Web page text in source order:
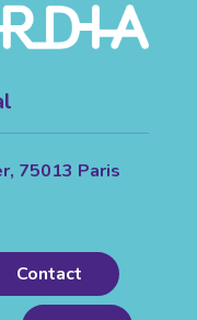
75013 Paris
Contact